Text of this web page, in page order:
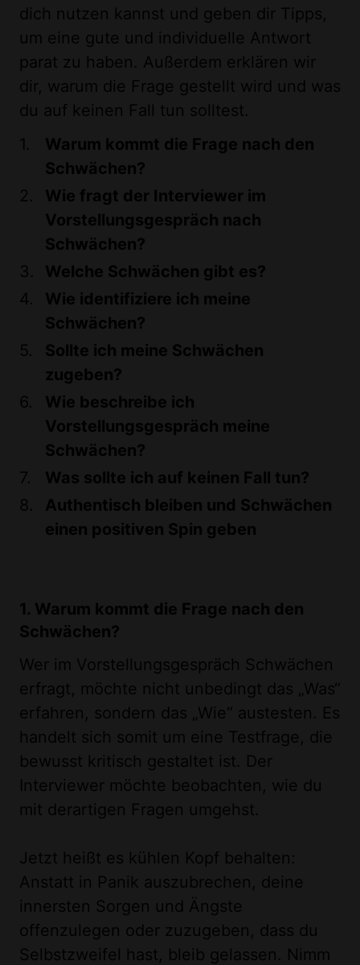
dich nutzen kannst und geben dir Tipps,
um eine gute und individuelle Antwort
parat zu haben. Außerdem erklären wir
dir, warum die Frage gestellt wird und was
du auf keinen Fall tun solltest.
Warum kommt die Frage nach den
Schwächen?
Wie fragt der Interviewer im
Vorstellungsgespräch nach
Schwächen?
Welche Schwächen gibt es?
Wie identifiziere ich meine
Schwächen?
Sollte ich meine Schwächen
zugeben?
Wie beschreibe ich
Vorstellungsgespräch meine
Schwächen?
Was sollte ich auf keinen Fall tun?
Authentisch bleiben und Schwächen
einen positiven Spin geben
1. Warum kommt die Frage nach den
Schwächen?
Wer im Vorstellungsgespräch Schwächen
erfragt, möchte nicht unbedingt das „Was“
erfahren, sondern das „Wie“ austesten. Es
handelt sich somit um eine Testfrage, die
bewusst kritisch gestaltet ist. Der
Interviewer möchte beobachten, wie du
mit derartigen Fragen umgehst.
Jetzt heißt es kühlen Kopf behalten:
Anstatt in Panik auszubrechen, deine
innersten Sorgen und Ängste
offenzulegen oder zuzugeben, dass du
Selbstzweifel hast, bleib gelassen. Nimm